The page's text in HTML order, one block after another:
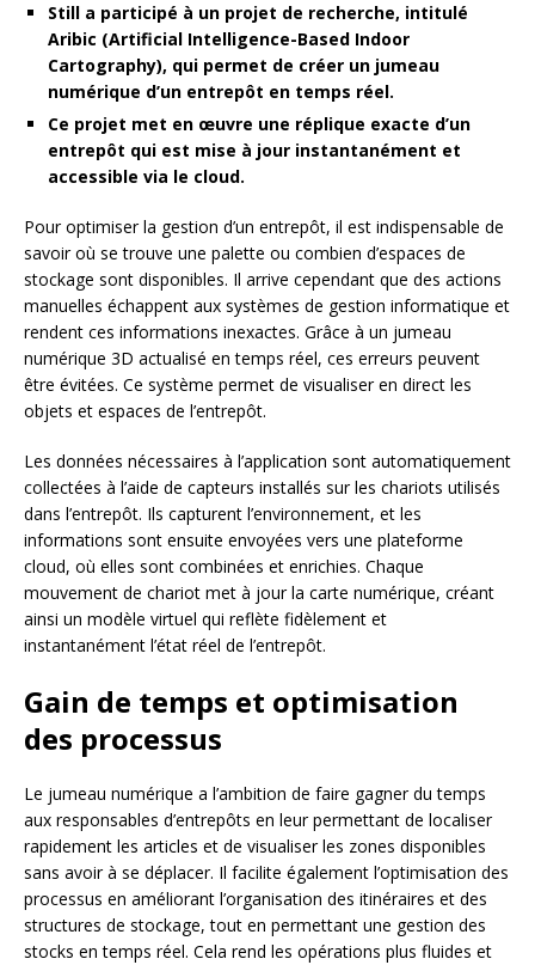
Still a participé à un projet de recherche, intitulé
Aribic (Artificial Intelligence-Based Indoor
Cartography), qui permet de créer un jumeau
numérique d’un entrepôt en temps réel.
Ce projet met en œuvre une réplique exacte d’un
entrepôt qui est mise à jour instantanément et
accessible via le cloud.
Pour optimiser la gestion d’un entrepôt, il est indispensable de
savoir où se trouve une palette ou combien d’espaces de
stockage sont disponibles. Il arrive cependant que des actions
manuelles échappent aux systèmes de gestion informatique et
rendent ces informations inexactes. Grâce à un jumeau
numérique 3D actualisé en temps réel, ces erreurs peuvent
être évitées. Ce système permet de visualiser en direct les
objets et espaces de l’entrepôt.
Les données nécessaires à l’application sont automatiquement
collectées à l’aide de capteurs installés sur les chariots utilisés
dans l’entrepôt. Ils capturent l’environnement, et les
informations sont ensuite envoyées vers une plateforme
cloud, où elles sont combinées et enrichies. Chaque
mouvement de chariot met à jour la carte numérique, créant
ainsi un modèle virtuel qui reflète fidèlement et
instantanément l’état réel de l’entrepôt.
Gain de temps et optimisation
des processus
Le jumeau numérique a l’ambition de faire gagner du temps
aux responsables d’entrepôts en leur permettant de localiser
rapidement les articles et de visualiser les zones disponibles
sans avoir à se déplacer. Il facilite également l’optimisation des
processus en améliorant l’organisation des itinéraires et des
structures de stockage, tout en permettant une gestion des
stocks en temps réel. Cela rend les opérations plus fluides et